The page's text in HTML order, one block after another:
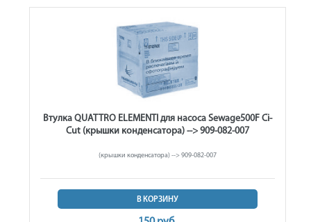
Втулка QUATTRO ELEMENTI для насоса Sewage500F Ci-
Cut (крышки конденсатора) --> 909-082-007
(крышки конденсатора) --> 909-082-007
В КОРЗИНУ